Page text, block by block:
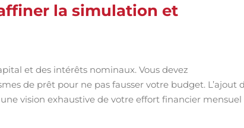
la simulation et
et des intérêts nominaux. Vous devez
de prêt pour ne pas fausser votre budget. L’ajout
vision exhaustive de votre effort financier mensuel